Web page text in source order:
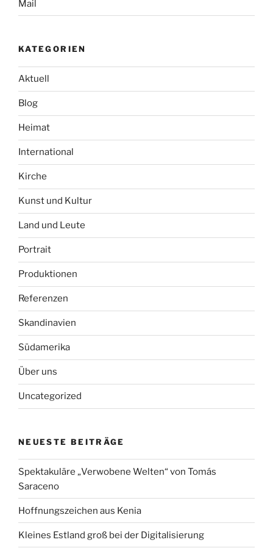
Mail
KATEGORIEN
Aktuell
Blog
Heimat
International
Kirche
Kunst und Kultur
Land und Leute
Portrait
Produktionen
Referenzen
Skandinavien
Südamerika
Über uns
Uncategorized
NEUESTE BEITRÄGE
Spektakuläre „Verwobene Welten“ von Tomás
Saraceno
Hoffnungszeichen aus Kenia
Kleines Estland groß bei der Digitalisierung